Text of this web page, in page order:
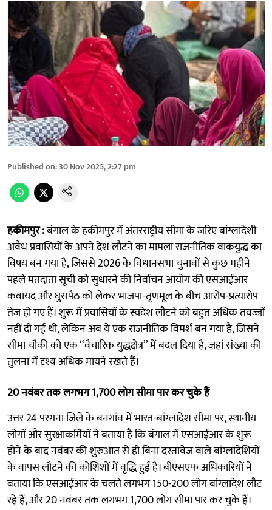
Published on:30 Nov 2025, 2:27 pm
हकीमपुर :बंगाल के हकीमपुर में अंतरराष्ट्रीय सीमा के जरिए बांग्लादेशी
अवैध प्रवासियों के अपने देश लौटने का मामला राजनीतिक वाकयुद्ध का
विषय बन गया है, जिससे 2026 के विधानसभा चुनावों से कुछ महीने
पहले मतदाता सूची को सुधारने की निर्वाचन आयोग की एसआईआर
कवायद और घुसपैठ को लेकर भाजपा-तृणमूल के बीच आरोप-प्रत्यारोप
तेज हो गए हैं। शुरू में प्रवासियों के स्वदेश लौटने को बहुत अधिक तवज्जों
नहीं दी गई थी, लेकिन अब ये एक राजनीतिक विमर्श बन गया है, जिसने
सीमा चौकी को एक ‘‘वैचारिक युद्धक्षेत्र’’ में बदल दिया है, जहां संख्या की
तुलना में दृश्य अधिक मायने रखते हैं।
20 नवंबर तक लगभग 1,700 लोग सीमा पार कर चुके हैं
उत्तर 24 परगना जिले के बनगांव में भारत-बांग्लादेश सीमा पर, स्थानीय
लोगों और सुरक्षाकर्मियों ने बताया है कि बंगाल में एसआईआर के शुरू
होने के बाद नवंबर की शुरुआत से ही बिना दस्तावेज वाले बांग्लादेशियों
के वापस लौटने की कोशिशों में वृद्धि हुई है। बीएसएफ अधिकारियों ने
बताया कि एसआईआर के चलते लगभग 150-200 लोग बांग्लादेश लौट
रहे हैं, और 20 नवंबर तक लगभग 1,700 लोग सीमा पार कर चुके हैं।